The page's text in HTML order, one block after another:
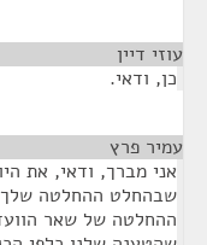
עוזי דיין
כן, ודאי.
עמיר פרץ
אני מברך, ודאי, את
שבהחלט ההחלטה
ההחלטה של שאר